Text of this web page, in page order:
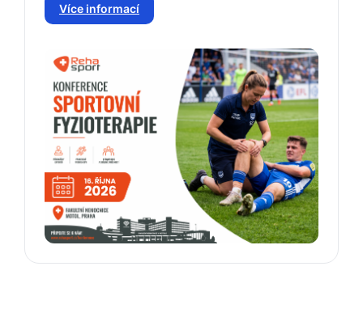
Více informací